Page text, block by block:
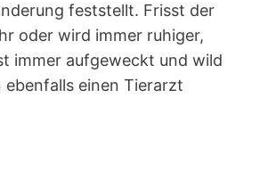
feststellt. Frisst der
oder wird immer ruhiger,
immer aufgeweckt und wild
ebenfalls einen Tierarzt